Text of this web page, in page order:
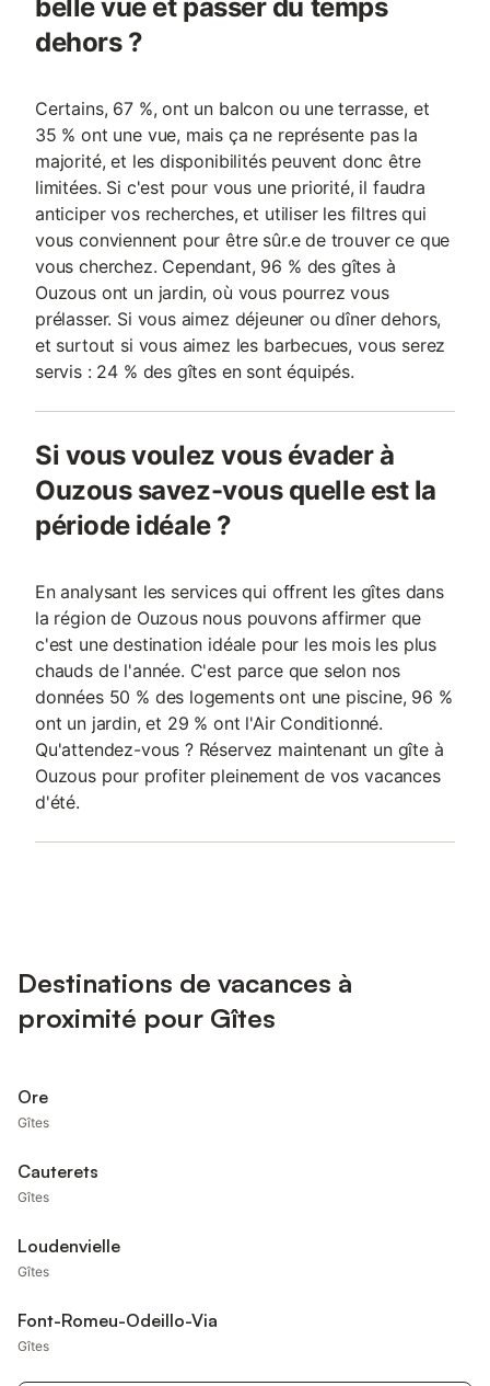
belle vue et passer du temps
dehors ?
Certains, 67 %, ont un balcon ou une terrasse, et
35 % ont une vue, mais ça ne représente pas la
majorité, et les disponibilités peuvent donc être
limitées. Si c'est pour vous une priorité, il faudra
anticiper vos recherches, et utiliser les filtres qui
vous conviennent pour être sûr.e de trouver ce que
vous cherchez. Cependant, 96 % des gîtes à
Ouzous ont un jardin, où vous pourrez vous
prélasser. Si vous aimez déjeuner ou dîner dehors,
et surtout si vous aimez les barbecues, vous serez
servis : 24 % des gîtes en sont équipés.
Si vous voulez vous évader à
Ouzous savez-vous quelle est la
période idéale ?
En analysant les services qui offrent les gîtes dans
la région de Ouzous nous pouvons affirmer que
c'est une destination idéale pour les mois les plus
chauds de l'année. C'est parce que selon nos
données 50 % des logements ont une piscine, 96 %
ont un jardin, et 29 % ont l'Air Conditionné.
Qu'attendez-vous ? Réservez maintenant un gîte à
Ouzous pour profiter pleinement de vos vacances
d'été.
Destinations de vacances à
proximité pour Gîtes
Ore
Gîtes
Cauterets
Gîtes
Loudenvielle
Gîtes
Font-Romeu-Odeillo-Via
Gîtes